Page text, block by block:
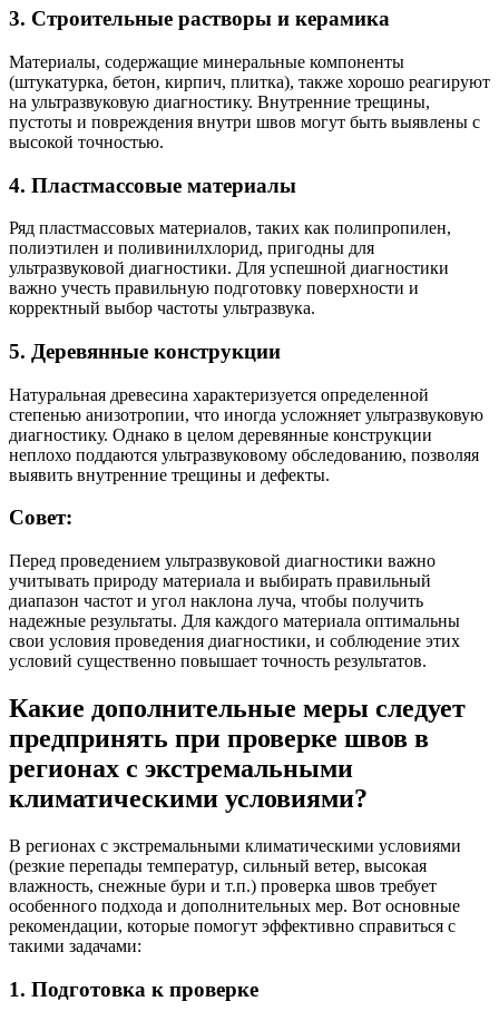
3. Строительные растворы и керамика
Материалы, содержащие минеральные компоненты
(штукатурка, бетон, кирпич, плитка), также хорошо реагируют
на ультразвуковую диагностику. Внутренние трещины,
пустоты и повреждения внутри швов могут быть выявлены с
высокой точностью.
4. Пластмассовые материалы
Ряд пластмассовых материалов, таких как полипропилен,
полиэтилен и поливинилхлорид, пригодны для
ультразвуковой диагностики. Для успешной диагностики
важно учесть правильную подготовку поверхности и
корректный выбор частоты ультразвука.
5. Деревянные конструкции
Натуральная древесина характеризуется определенной
степенью анизотропии, что иногда усложняет ультразвуковую
диагностику. Однако в целом деревянные конструкции
неплохо поддаются ультразвуковому обследованию, позволяя
выявить внутренние трещины и дефекты.
Совет:
Перед проведением ультразвуковой диагностики важно
учитывать природу материала и выбирать правильный
диапазон частот и угол наклона луча, чтобы получить
надежные результаты. Для каждого материала оптимальны
свои условия проведения диагностики, и соблюдение этих
условий существенно повышает точность результатов.
Какие дополнительные меры следует
предпринять при проверке швов в
регионах с экстремальными
климатическими условиями?
В регионах с экстремальными климатическими условиями
(резкие перепады температур, сильный ветер, высокая
влажность, снежные бури и т.п.) проверка швов требует
особенного подхода и дополнительных мер. Вот основные
рекомендации, которые помогут эффективно справиться с
такими задачами:
1. Подготовка к проверке